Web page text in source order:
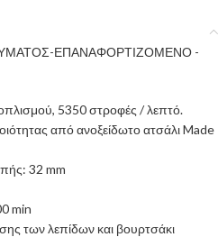
ΕΠΑΝΑΦΟΡΤΙΖΟΜΕΝΟ -
5350 στροφές / λεπτό.
από ανοξείδωτο ατσάλι Made
32 mm
min
των λεπίδων και βουρτσάκι